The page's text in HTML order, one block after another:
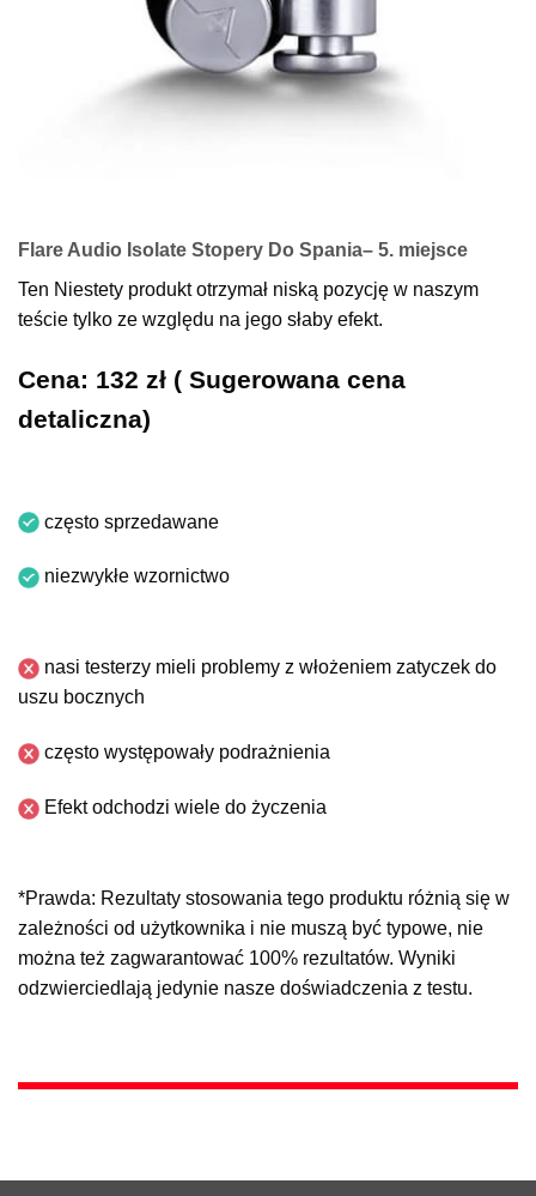
Flare Audio Isolate Stopery Do Spania– 5. miejsce
Ten Niestety produkt otrzymał niską pozycję w naszym
teście tylko ze względu na jego słaby efekt.
Cena: 132 zł ( Sugerowana cena
detaliczna)
często sprzedawane
niezwykłe wzornictwo
nasi testerzy mieli problemy z włożeniem zatyczek do
uszu bocznych
często występowały podrażnienia
Efekt odchodzi wiele do życzenia
*Prawda: Rezultaty stosowania tego produktu różnią się w
zależności od użytkownika i nie muszą być typowe, nie
można też zagwarantować 100% rezultatów. Wyniki
odzwierciedlają jedynie nasze doświadczenia z testu.